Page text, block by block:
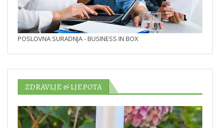
POSLOVNA SURADNJA - BUSINESS IN BOX
ZDRAVLJE & LJEPOTA